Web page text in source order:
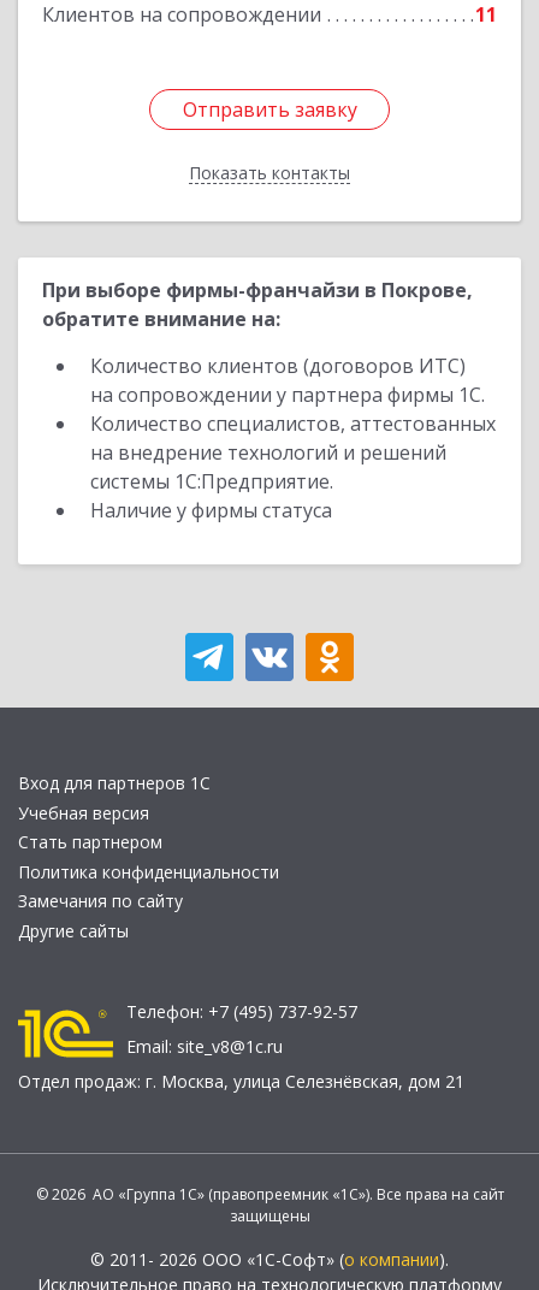
Клиентов на сопровождении 11
Отправить заявку
Показать контакты
Отправить заявку
Назад
При выборе фирмы-франчайзи в Покрове,
обратите внимание на:
Количество клиентов (договоров ИТС)
на сопровождении у партнера фирмы 1С.
Количество специалистов, аттестованных
на внедрение технологий и решений
системы 1С:Предприятие.
Наличие у фирмы статуса
Вход для партнеров 1С
Учебная версия
Стать партнером
Политика конфиденциальности
Замечания по сайту
Другие сайты
Телефон: +7 (495) 737-92-57
Email: site_v8@1c.ru
Отдел продаж: г. Москва, улица Селезнёвская, дом 21
© 2026 АО «Группа 1С» (правопреемник «1С»). Все права на сайт
защищены
© 2011- 2026 ООО «1С-Софт» (о компании).
Исключительное право на технологическую платформу